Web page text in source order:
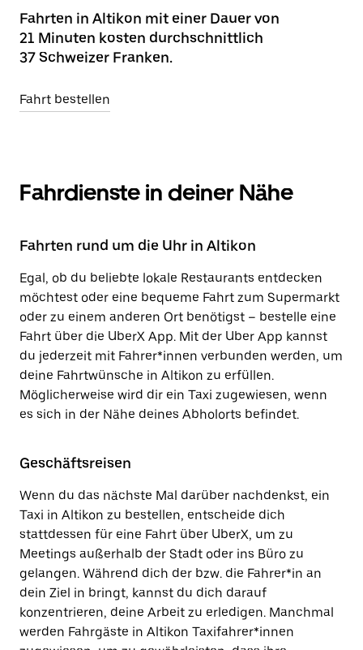
Fahrten in Altikon mit einer Dauer von
21 Minuten kosten durchschnittlich
37 Schweizer Franken.
Fahrt bestellen
Fahrdienste in deiner Nähe
Fahrten rund um die Uhr in Altikon
Egal, ob du beliebte lokale Restaurants entdecken
möchtest oder eine bequeme Fahrt zum Supermarkt
oder zu einem anderen Ort benötigst – bestelle eine
Fahrt über die UberX App. Mit der Uber App kannst
du jederzeit mit Fahrer*innen verbunden werden, um
deine Fahrtwünsche in Altikon zu erfüllen.
Möglicherweise wird dir ein Taxi zugewiesen, wenn
es sich in der Nähe deines Abholorts befindet.
Geschäftsreisen
Wenn du das nächste Mal darüber nachdenkst, ein
Taxi in Altikon zu bestellen, entscheide dich
stattdessen für eine Fahrt über UberX, um zu
Meetings außerhalb der Stadt oder ins Büro zu
gelangen. Während dich der bzw. die Fahrer*in an
dein Ziel in bringt, kannst du dich darauf
konzentrieren, deine Arbeit zu erledigen. Manchmal
werden Fahrgäste in Altikon Taxifahrer*innen